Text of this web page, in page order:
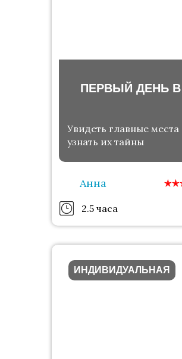
ПЕРВЫЙ ДЕНЬ
Увидеть главные места
узнать их тайны
Анна
2.5 часа
ИНДИВИДУАЛЬНАЯ